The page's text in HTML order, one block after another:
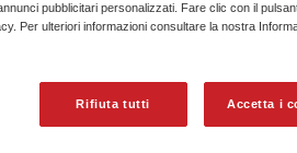
IR Premium
pubblicitari personalizzati. Fare clic con il
Per ulteriori informazioni consultare la nostra
Rifiuta tutti Accetta i